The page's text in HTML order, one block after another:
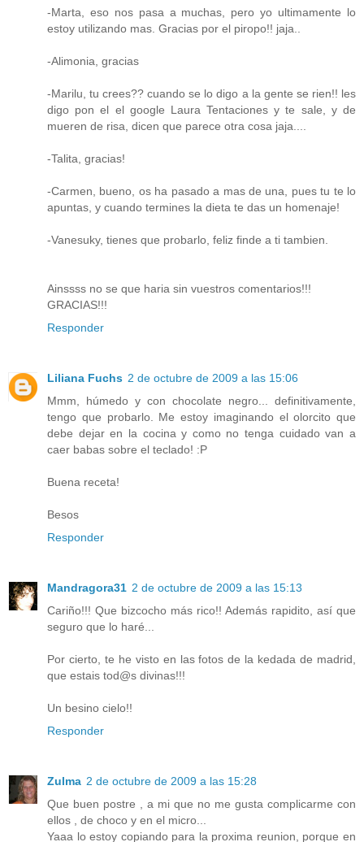
-Marta, eso nos pasa a muchas, pero yo ultimamente lo
estoy utilizando mas. Gracias por el piropo!! jaja..
-Alimonia, gracias
-Marilu, tu crees?? cuando se lo digo a la gente se rien!! les
digo pon el el google Laura Tentaciones y te sale, y de
mueren de risa, dicen que parece otra cosa jaja....
-Talita, gracias!
-Carmen, bueno, os ha pasado a mas de una, pues tu te lo
apuntas, y cuando termines la dieta te das un homenaje!
-Vanesuky, tienes que probarlo, feliz finde a ti tambien.
Ainssss no se que haria sin vuestros comentarios!!!
GRACIAS!!!
Responder
Liliana Fuchs 2 de octubre de 2009 a las 15:06
Mmm, húmedo y con chocolate negro... definitivamente,
tengo que probarlo. Me estoy imaginando el olorcito que
debe dejar en la cocina y como no tenga cuidado van a
caer babas sobre el teclado! :P
Buena receta!
Besos
Responder
Mandragora31 2 de octubre de 2009 a las 15:13
Cariño!!! Que bizcocho más rico!! Además rapidito, así que
seguro que lo haré...
Por cierto, te he visto en las fotos de la kedada de madrid,
que estais tod@s divinas!!!
Un besino cielo!!
Responder
Zulma 2 de octubre de 2009 a las 15:28
Que buen postre , a mi que no me gusta complicarme con
ellos , de choco y en el micro...
Yaaa lo estoy copiando para la proxima reunion, porque en